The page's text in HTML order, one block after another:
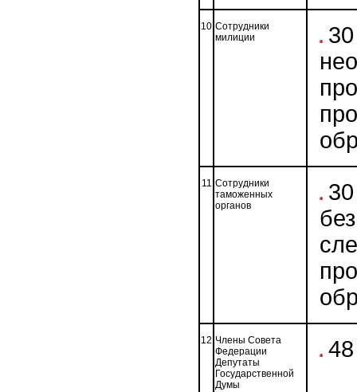
10 Сотрудники
милиции
11 Сотрудники
таможенных
органов
12 Члены Совета
Федерации
Депутаты
Государственной
Думы